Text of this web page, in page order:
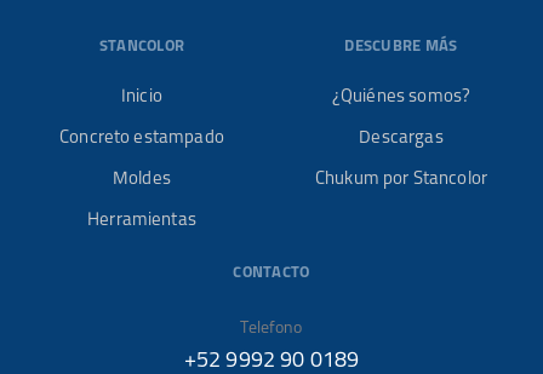
STANCOLOR
Inicio
Concreto estampado
Moldes
Herramientas
DESCUBRE MÁS
¿Quiénes somos?
Descargas
Chukum por Stancolor
CONTACTO
Telefono
+52 9992 90 0189